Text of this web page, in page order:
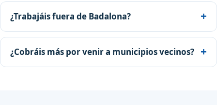
¿Trabajáis fuera de Badalona?
¿Cobráis más por venir a municipios vecinos?